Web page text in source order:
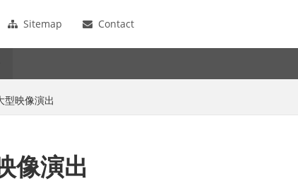
Sitemap Contact
型映像演出
像演出